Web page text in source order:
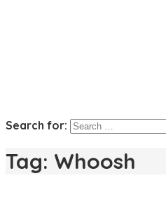
Search for:
Tag: Whoosh